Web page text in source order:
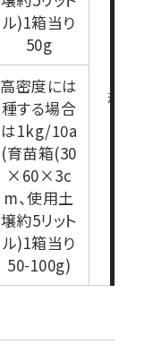
ル)1箱当り
50g
移植
高密度には
種する場合
は1kg/10a
(育苗箱(30
×60×3c
m、使用土
壌約5リット
ル)1箱当り
50-100g)